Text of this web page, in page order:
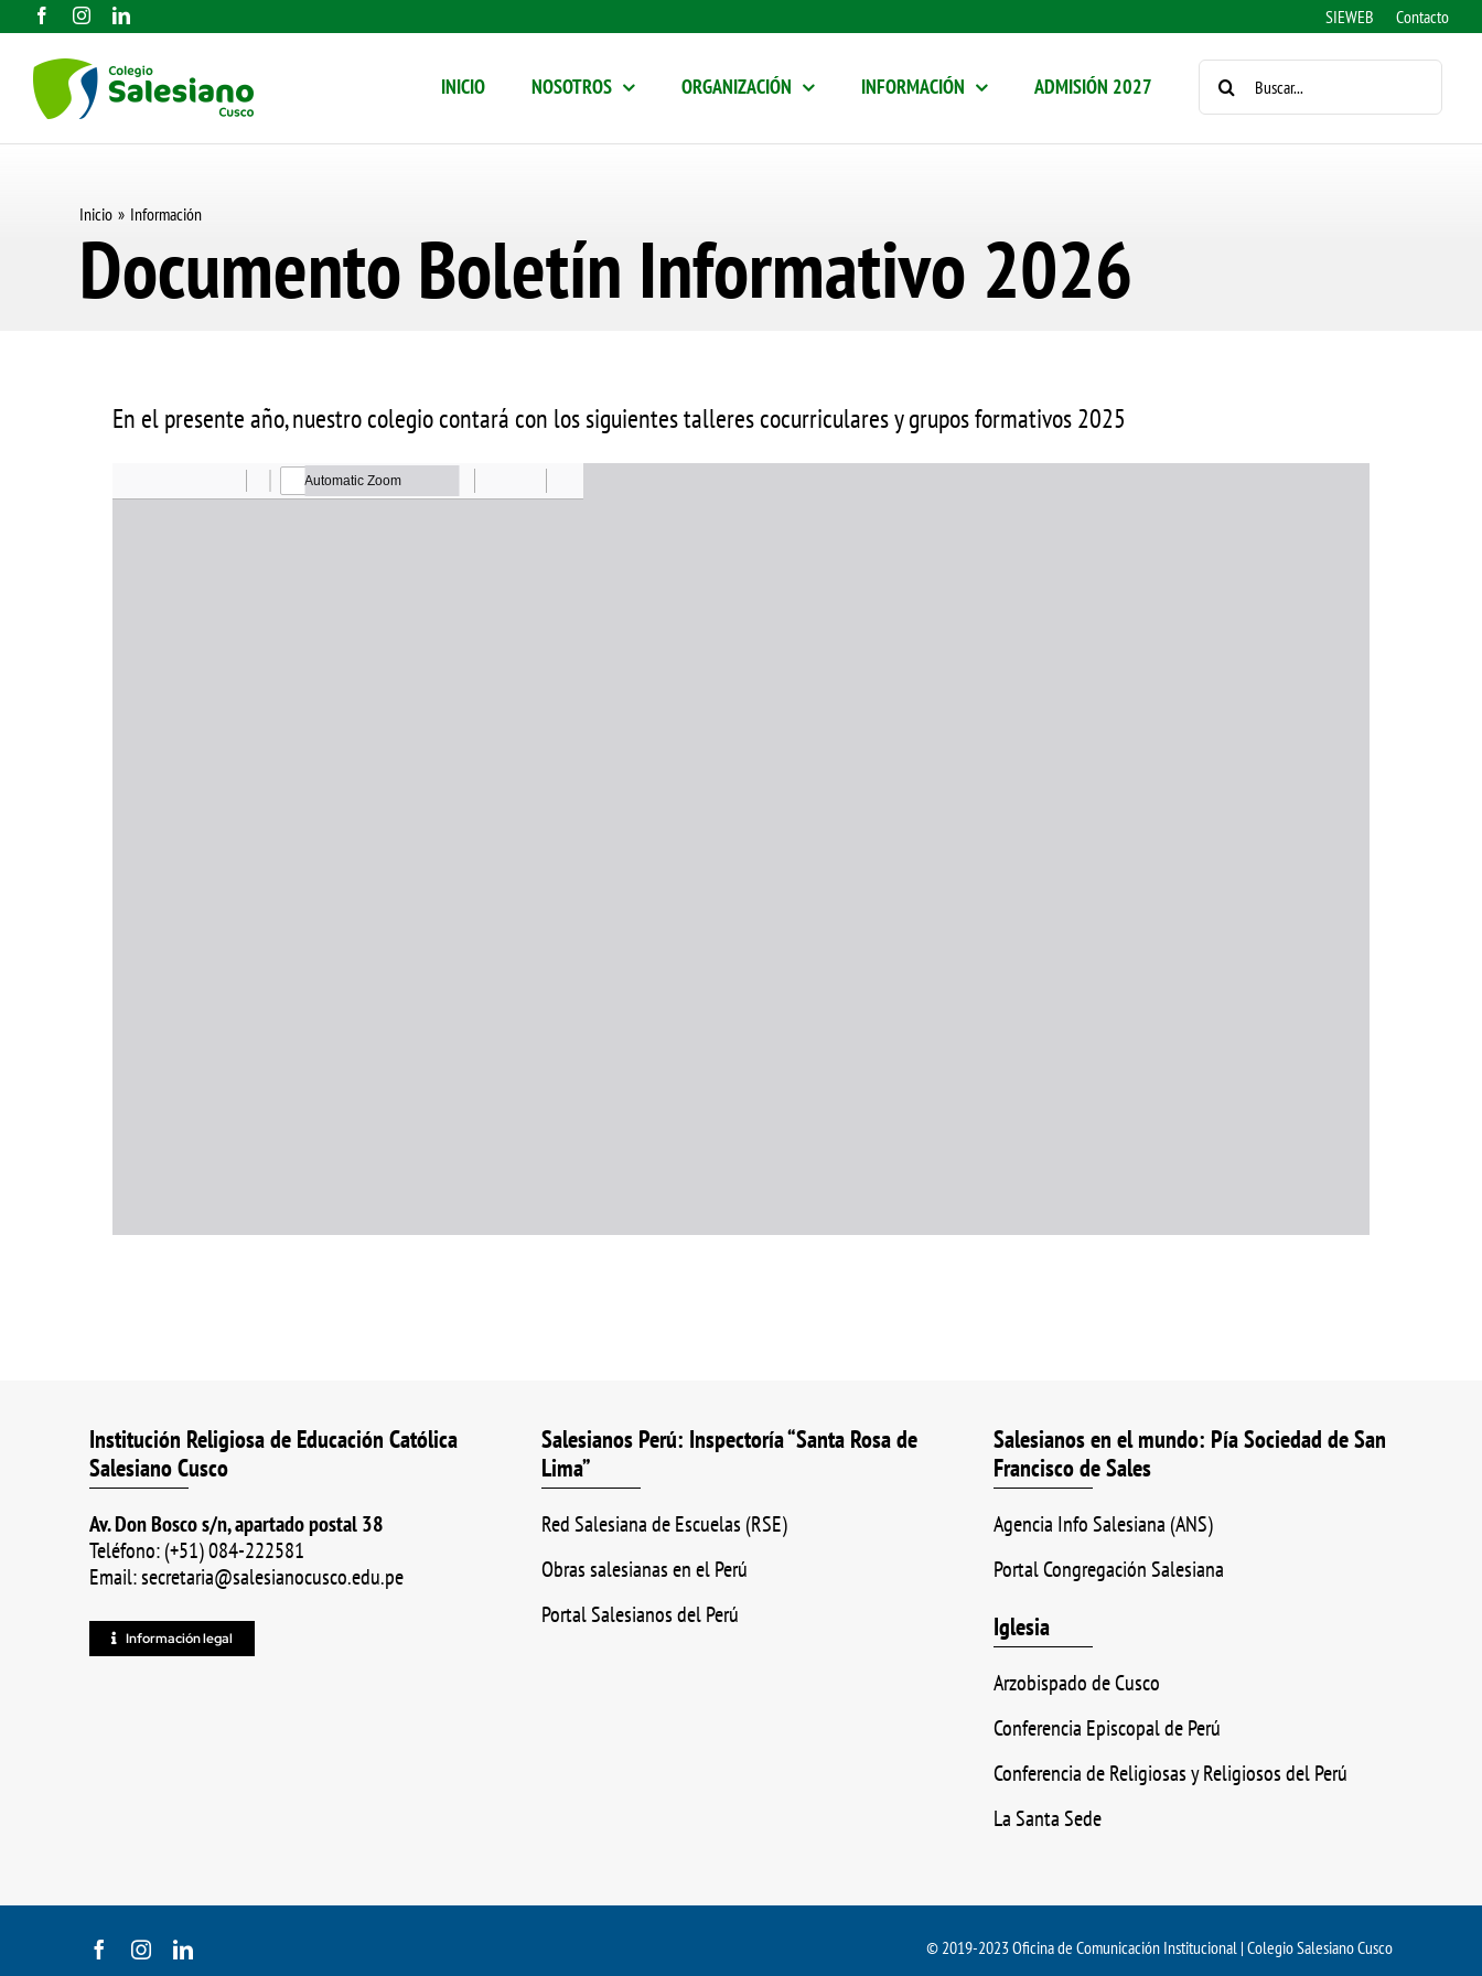
Saltar
contenido
SIEWEB Contacto
INICIO NOSOTROS ORGANIZACIÓN INFORMACIÓN ADMISIÓN 2027 BUSCAR:
Inicio Información
Documento Boletín Informativo 2026
En el presente año, nuestro colegio contará con los siguientes talleres cocurriculares y grupos formativos 2025
Institución Religiosa de Educación Católica
Salesiano Cusco
Av. Don Bosco s/n, apartado postal 38
Teléfono: (+51) 084-222581
Email: secretaria@salesianocusco.edu.pe
Información legal
Salesianos Perú: Inspectoría “Santa Rosa de
Lima”
Red Salesiana de Escuelas (RSE)
Obras salesianas en el Perú
Portal Salesianos del Perú
Salesianos en el mundo: Pía Sociedad de San
Francisco de Sales
Agencia Info Salesiana (ANS)
Portal Congregación Salesiana
Iglesia
Arzobispado de Cusco
Conferencia Episcopal de Perú
Conferencia de Religiosas y Religiosos del Perú
La Santa Sede
© 2019-2023 Oficina de Comunicación Institucional | Colegio Salesiano Cusco